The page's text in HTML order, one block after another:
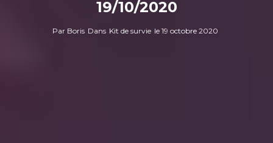
19/10/2020
Par Boris Dans Kit de survie le 19 octobre 2020